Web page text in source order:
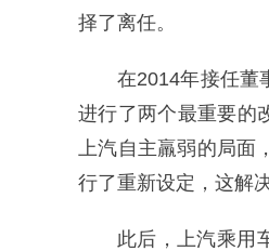
择了离任。
在2014年接任董
进行了两个最重要的
上汽自主羸弱的局面
行了重新设定，这解
此后，上汽乘用